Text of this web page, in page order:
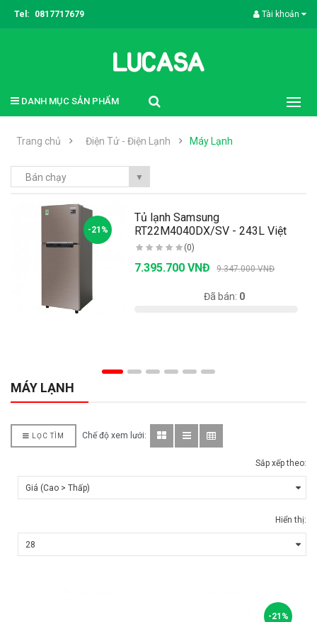
Tel: 0817717679 Tài khoản
DANH MỤC SẢN PHẨM
Trang chủ Điện Tử - Điện Lạnh Máy Lạnh
Bán chạy ▼
-21%
Tủ lạnh Samsung
RT22M4040DX/SV - 243L Việt
Nam..
(0)
7.395.700 VNĐ 9.347.000 VNĐ
Đã bán: 0
MÁY LẠNH
LỌC TÌM Chế độ xem lưới:
Sắp xếp theo:
Hiển thị:
-21%